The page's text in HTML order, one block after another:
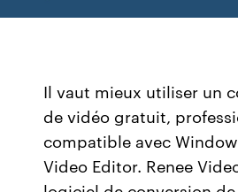
Il vaut mieux utiliser un
de vidéo gratuit,
compatible avec
Video Editor. Renee